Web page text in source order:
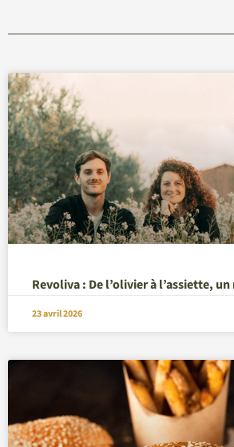
Revoliva : De l’olivier à l’assiette,
23 avril 2026